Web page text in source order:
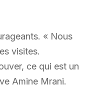
« Nous
visites.
ce qui est un
Amine Mrani.